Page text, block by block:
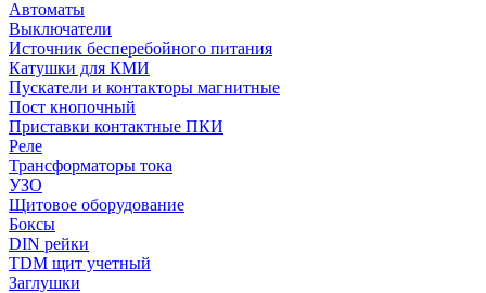
Автоматы
Выключатели
Источник бесперебойного питания
Катушки для КМИ
Пускатели и контакторы магнитные
Пост кнопочный
Приставки контактные ПКИ
Реле
Трансформаторы тока
УЗО
Щитовое оборудование
Боксы
DIN рейки
TDM щит учетный
Заглушки